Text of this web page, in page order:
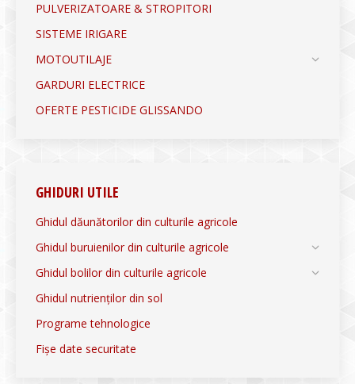
PULVERIZATOARE & STROPITORI
SISTEME IRIGARE
MOTOUTILAJE
GARDURI ELECTRICE
OFERTE PESTICIDE GLISSANDO
GHIDURI UTILE
Ghidul dăunătorilor din culturile agricole
Ghidul buruienilor din culturile agricole
Ghidul bolilor din culturile agricole
Ghidul nutrienților din sol
Programe tehnologice
Fișe date securitate